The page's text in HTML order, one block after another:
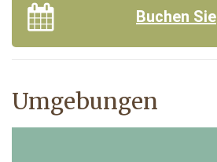
Buchen Sie
Umgebungen